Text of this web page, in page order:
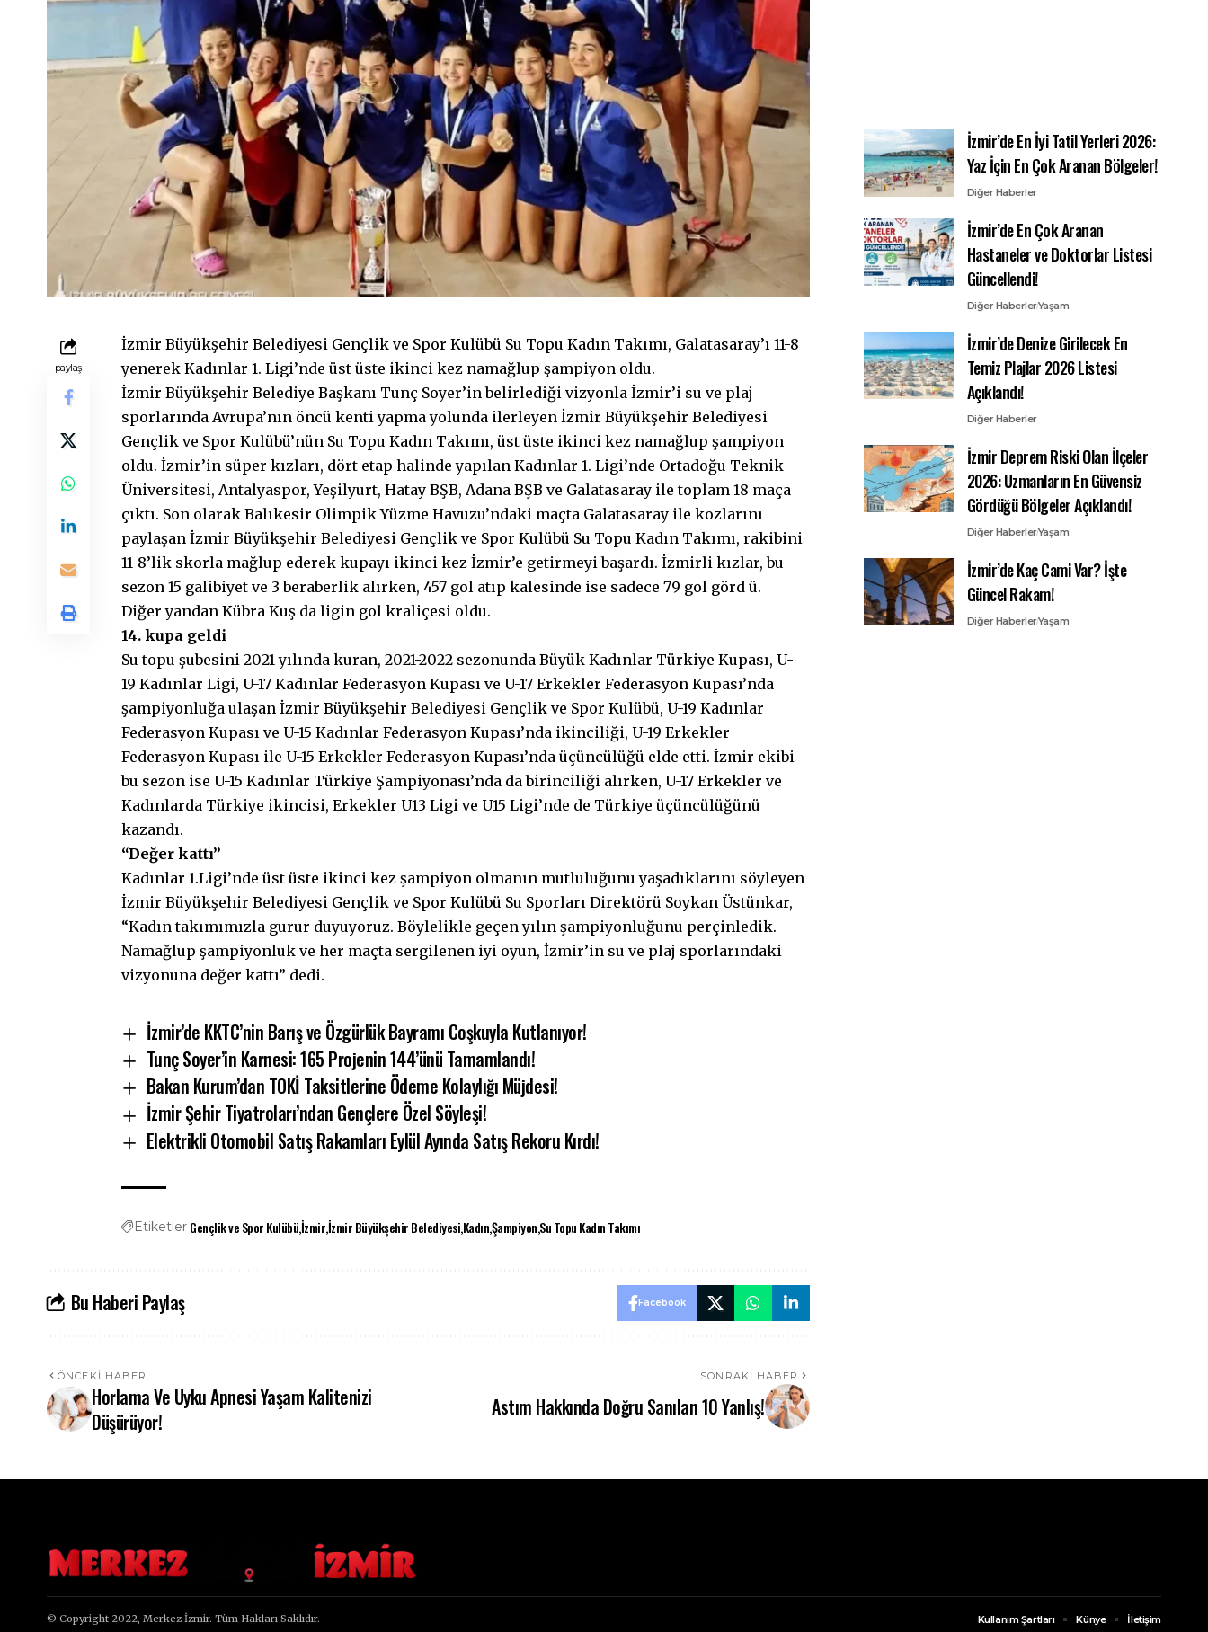
paylaş
İzmir Büyükşehir Belediyesi Gençlik ve Spor Kulübü Su Topu Kadın Takımı, Galatasaray’ı 11-8
yenerek Kadınlar 1. Ligi’nde üst üste ikinci kez namağlup şampiyon oldu.
İzmir Büyükşehir Belediye Başkanı Tunç Soyer’in belirlediği vizyonla İzmir’i su ve plaj
sporlarında Avrupa’nın öncü kenti yapma yolunda ilerleyen İzmir Büyükşehir Belediyesi
Gençlik ve Spor Kulübü’nün Su Topu Kadın Takımı, üst üste ikinci kez namağlup şampiyon
oldu. İzmir’in süper kızları, dört etap halinde yapılan Kadınlar 1. Ligi’nde Ortadoğu Teknik
Üniversitesi, Antalyaspor, Yeşilyurt, Hatay BŞB, Adana BŞB ve Galatasaray ile toplam 18 maça
çıktı. Son olarak Balıkesir Olimpik Yüzme Havuzu’ndaki maçta Galatasaray ile kozlarını
paylaşan İzmir Büyükşehir Belediyesi Gençlik ve Spor Kulübü Su Topu Kadın Takımı, rakibini
11-8’lik skorla mağlup ederek kupayı ikinci kez İzmir’e getirmeyi başardı. İzmirli kızlar, bu
sezon 15 galibiyet ve 3 beraberlik alırken, 457 gol atıp kalesinde ise sadece 79 gol görd ü.
Diğer yandan Kübra Kuş da ligin gol kraliçesi oldu.
14. kupa geldi
Su topu şubesini 2021 yılında kuran, 2021-2022 sezonunda Büyük Kadınlar Türkiye Kupası, U-
19 Kadınlar Ligi, U-17 Kadınlar Federasyon Kupası ve U-17 Erkekler Federasyon Kupası’nda
şampiyonluğa ulaşan İzmir Büyükşehir Belediyesi Gençlik ve Spor Kulübü, U-19 Kadınlar
Federasyon Kupası ve U-15 Kadınlar Federasyon Kupası’nda ikinciliği, U-19 Erkekler
Federasyon Kupası ile U-15 Erkekler Federasyon Kupası’nda üçüncülüğü elde etti. İzmir ekibi
bu sezon ise U-15 Kadınlar Türkiye Şampiyonası’nda da birinciliği alırken, U-17 Erkekler ve
Kadınlarda Türkiye ikincisi, Erkekler U13 Ligi ve U15 Ligi’nde de Türkiye üçüncülüğünü
kazandı.
“Değer kattı”
Kadınlar 1.Ligi’nde üst üste ikinci kez şampiyon olmanın mutluluğunu yaşadıklarını söyleyen
İzmir Büyükşehir Belediyesi Gençlik ve Spor Kulübü Su Sporları Direktörü Soykan Üstünkar,
“Kadın takımımızla gurur duyuyoruz. Böylelikle geçen yılın şampiyonluğunu perçinledik.
Namağlup şampiyonluk ve her maçta sergilenen iyi oyun, İzmir’in su ve plaj sporlarındaki
vizyonuna değer kattı” dedi.
İzmir’de KKTC’nin Barış ve Özgürlük Bayramı Coşkuyla Kutlanıyor!
Tunç Soyer’in Karnesi: 165 Projenin 144’ünü Tamamlandı!
Bakan Kurum’dan TOKİ Taksitlerine Ödeme Kolaylığı Müjdesi!
İzmir Şehir Tiyatroları’ndan Gençlere Özel Söyleşi!
Elektrikli Otomobil Satış Rakamları Eylül Ayında Satış Rekoru Kırdı!
Etiketler Gençlik ve Spor Kulübüİzmirİzmir Büyükşehir BelediyesiKadınŞampiyonSu Topu Kadın Takımı
Bu Haberi Paylaş Facebook
ÖNCEKI HABER
Horlama Ve Uyku Apnesi Yaşam Kalitenizi
Düşürüyor!
SONRAKI HABER
Astım Hakkında Doğru Sanılan 10 Yanlış!
İzmir’de En İyi Tatil Yerleri 2026:
Yaz İçin En Çok Aranan Bölgeler!
Diğer Haberler
İzmir’de En Çok Aranan
Hastaneler ve Doktorlar Listesi
Güncellendi!
Diğer HaberlerYaşam
İzmir’de Denize Girilecek En
Temiz Plajlar 2026 Listesi
Açıklandı!
Diğer Haberler
İzmir Deprem Riski Olan İlçeler
2026: Uzmanların En Güvensiz
Gördüğü Bölgeler Açıklandı!
Diğer HaberlerYaşam
İzmir’de Kaç Cami Var? İşte
Güncel Rakam!
Diğer HaberlerYaşam
© Copyright 2022, Merkez İzmir. Tüm Hakları Saklıdır. Kullanım Şartları Künye İletişim